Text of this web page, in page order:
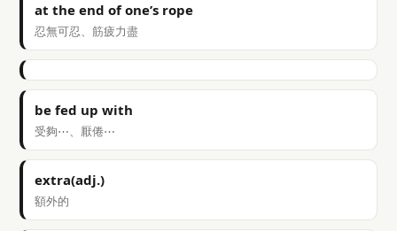
at the end of one’s rope
忍無可忍、筋疲力盡
be fed up with
受夠⋯、厭倦⋯
extra(adj.)
額外的